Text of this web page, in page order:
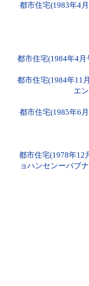
都市住宅(1983年4
都市住宅(1984年4月
都市住宅(1984年11
エ
都市住宅(1985年6
都市住宅(1978年
ョハンセンーバブ